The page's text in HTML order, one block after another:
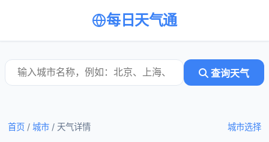
每日天气通
查询天气
城市选择
首页 / 城市 / 天气详情